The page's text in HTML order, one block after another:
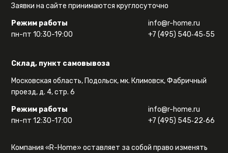
Заявки на сайте принимаются круглосуточно
Режим работы
пн-пт 10:30-19:00
info@r-home.ru
+7 (495) 540‑45‑55
Склад, пункт самовывоза
Московская область, Подольск, мк. Климовск, Фабричный
проезд, д. 4, стр. 6
Режим работы
пн-пт 12:30-17:00
info@r-home.ru
+7 (495) 545‑22‑66
Компания «R-Home» оставляет за собой право изменять